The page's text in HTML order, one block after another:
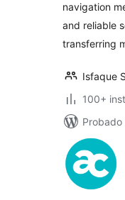
navigation
and reliable
transferring
Isfaque
100+
Probado